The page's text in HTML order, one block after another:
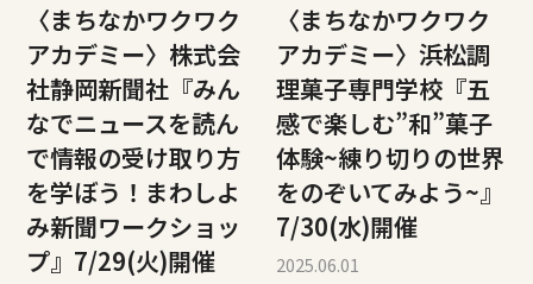
〈まちなかワクワク
アカデミー〉株式会
社静岡新聞社『みん
なでニュースを読ん
で情報の受け取り方
を学ぼう！まわしよ
み新聞ワークショッ
プ』7/29(火)開催
〈まちなかワクワク
アカデミー〉浜松調
理菓子専門学校『五
感で楽しむ”和”菓子
体験~練り切りの世界
をのぞいてみよう~』
7/30(水)開催
2025.06.01